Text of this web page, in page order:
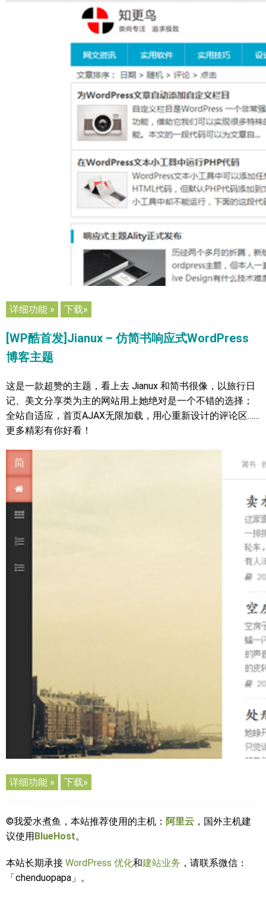
详细功能 » 下载»
[WP酷首发]Jianux – 仿简书响应式WordPress
博客主题
这是一款超赞的主题，看上去 Jianux 和简书很像，以旅行日
记、美文分享类为主的网站用上她绝对是一个不错的选择；
全站自适应，首页AJAX无限加载，用心重新设计的评论区……
更多精彩有你好看！
详细功能 » 下载»
©我爱水煮鱼，本站推荐使用的主机： 阿里云 ，国外主机建
议使用BlueHost。
本站长期承接 WordPress 优化和建站业务 ，请联系微信：
「chenduopapa」。